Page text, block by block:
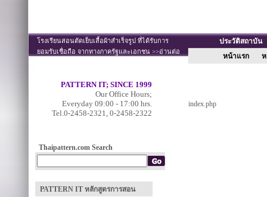
โรงเรียนสอนตัดเย็บเสื้อผ้าสำเร็จรูป ที่ได้รับการ
ยอมรับเชื่อถือ จากทางภาครัฐและเอกชน >>อ่านต่อ
ประวัติสถาบัน
หน้าแรก
ห
PATTERN IT; SINCE 1999
Our Office Hours;
Everyday 09:00 - 17:00 hrs.
Tel.0-2458-2321, 0-2458-2322
Thaipattern.com Search
PATTERN IT หลักสูตรการสอน
index.php